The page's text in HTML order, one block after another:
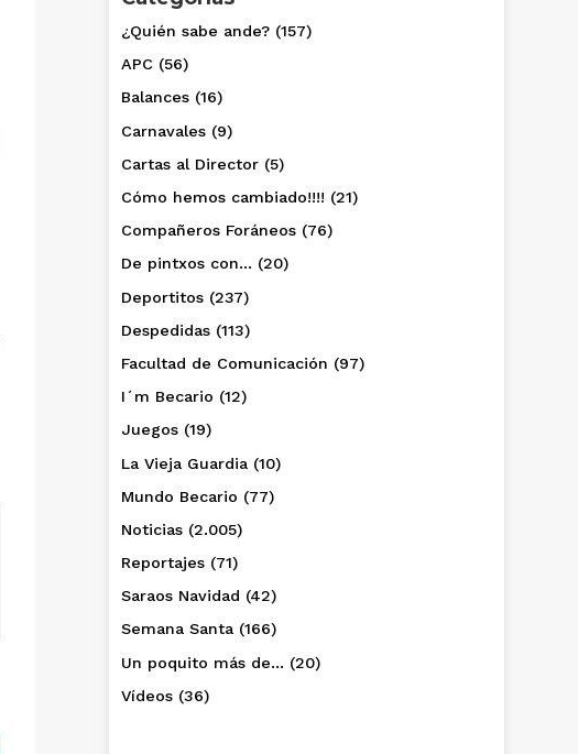
¿Quién sabe ande? (157)
APC (56)
Balances (16)
Carnavales (9)
Cartas al Director (5)
Cómo hemos cambiado!!!! (21)
Compañeros Foráneos (76)
De pintxos con… (20)
Deportitos (237)
Despedidas (113)
Facultad de Comunicación (97)
I´m Becario (12)
Juegos (19)
La Vieja Guardia (10)
Mundo Becario (77)
Noticias (2.005)
Reportajes (71)
Saraos Navidad (42)
Semana Santa (166)
Un poquito más de… (20)
Vídeos (36)